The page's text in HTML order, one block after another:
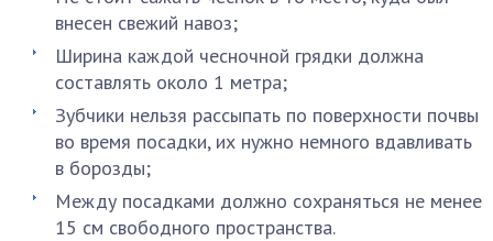
внесен свежий навоз;
Ширина каждой чесночной грядки должна
составлять около 1 метра;
Зубчики нельзя рассыпать по поверхности почвы
во время посадки, их нужно немного вдавливать
в борозды;
Между посадками должно сохраняться не менее
15 см свободного пространства.